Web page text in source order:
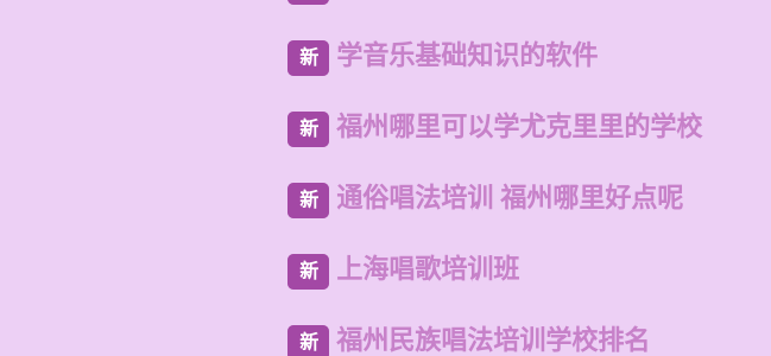
新 学音乐基础知识的软件
新 福州哪里可以学尤克里里的学校
新 通俗唱法培训 福州哪里好点呢
新 上海唱歌培训班
新 福州民族唱法培训学校排名